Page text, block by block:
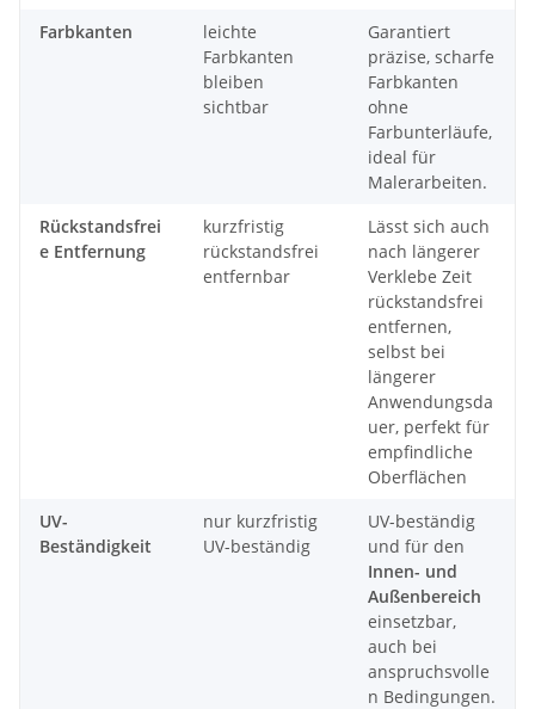
Farbkanten
leichte
Farbkanten
bleiben
sichtbar
Garantiert
präzise, scharfe
Farbkanten
ohne
Farbunterläufe,
ideal für
Malerarbeiten.
Rückstandsfrei
e Entfernung
kurzfristig
rückstandsfrei
entfernbar
Lässt sich auch
nach längerer
Verklebe Zeit
rückstandsfrei
entfernen,
selbst bei
längerer
Anwendungsda
uer, perfekt für
empfindliche
Oberflächen
UV-
Beständigkeit
nur kurzfristig
UV-beständig
UV-beständig
und für den
Innen- und
Außenbereich
einsetzbar,
auch bei
anspruchsvolle
n Bedingungen.